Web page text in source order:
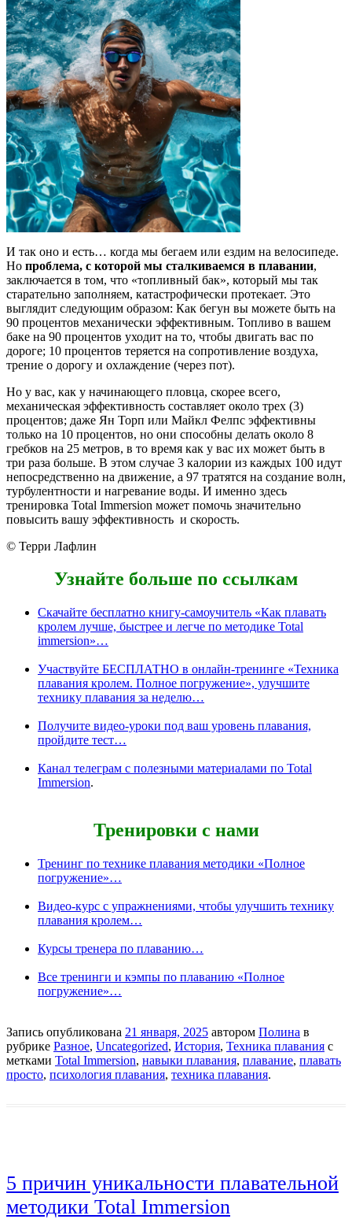
И так оно и есть… когда мы бегаем или ездим на велосипеде.
Но проблема, с которой мы сталкиваемся в плавании,
заключается в том, что «топливный бак», который мы так
старательно заполняем, катастрофически протекает. Это
выглядит следующим образом: Как бегун вы можете быть на
90 процентов механически эффективным. Топливо в вашем
баке на 90 процентов уходит на то, чтобы двигать вас по
дороге; 10 процентов теряется на сопротивление воздуха,
трение о дорогу и охлаждение (через пот).
Но у вас, как у начинающего пловца, скорее всего,
механическая эффективность составляет около трех (3)
процентов; даже Ян Торп или Майкл Фелпс эффективны
только на 10 процентов, но они способны делать около 8
гребков на 25 метров, в то время как у вас их может быть в
три раза больше. В этом случае 3 калории из каждых 100 идут
непосредственно на движение, а 97 тратятся на создание волн,
турбулентности и нагревание воды. И именно здесь
тренировка Total Immersion может помочь значительно
повысить вашу эффективность и скорость.
© Терри Лафлин
Узнайте больше по ссылкам
Скачайте бесплатно книгу-самоучитель «Как плавать
кролем лучше, быстрее и легче по методике Total
immersion»…
Участвуйте БЕСПЛАТНО в онлайн-тренинге «Техника
плавания кролем. Полное погружение», улучшите
технику плавания за неделю…
Получите видео-уроки под ваш уровень плавания,
пройдите тест…
Канал телеграм с полезными материалами по Total
Immersion.
Тренировки с нами
Тренинг по технике плавания методики «Полное
погружение»…
Видео-курс с упражнениями, чтобы улучшить технику
плавания кролем…
Курсы тренера по плаванию…
Все тренинги и кэмпы по плаванию «Полное
погружение»…
Запись опубликована 21 января, 2025 автором Полина в
рубрике Разное, Uncategorized, История, Техника плавания с
метками Total Immersion, навыки плавания, плавание, плавать
просто, психология плавания, техника плавания.
5 причин уникальности плавательной
методики Total Immersion